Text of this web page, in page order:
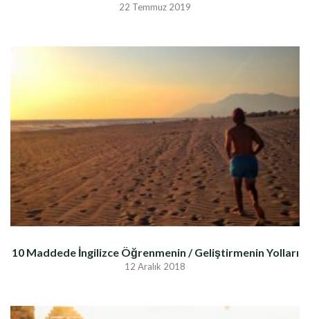
22 Temmuz 2019
10 Maddede İngilizce Öğrenmenin / Geliştirmenin Yolları
12 Aralık 2018